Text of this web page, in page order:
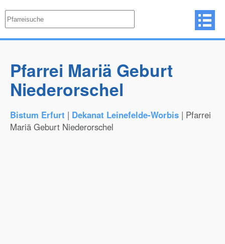
Pfarrei Mariä Geburt
Niederorschel
Bistum Erfurt | Dekanat Leinefelde-Worbis | Pfarrei
Mariä Geburt Niederorschel